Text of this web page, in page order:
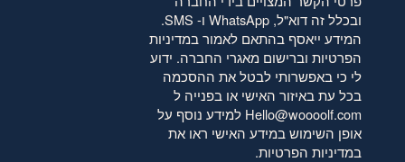
ובכלל זה דוא"ל, WhatsApp ו- SMS.
המידע ייאסף בהתאם לאמורבמדיניות
הפרטיותוברישום מאגרי החברה. ידוע
לי כי באפשרותי לבטל את ההסכמה
בכל עת באיזור האישי או בפנייה ל
Hello@woooolf.com למידע נוסף על
אופן השימוש במידע האישי ראו את
במדיניות הפרטיות.